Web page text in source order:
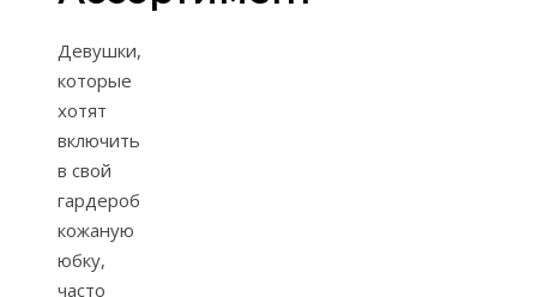
Девушки,
которые
хотят
включить
в свой
гардероб
кожаную
юбку,
часто